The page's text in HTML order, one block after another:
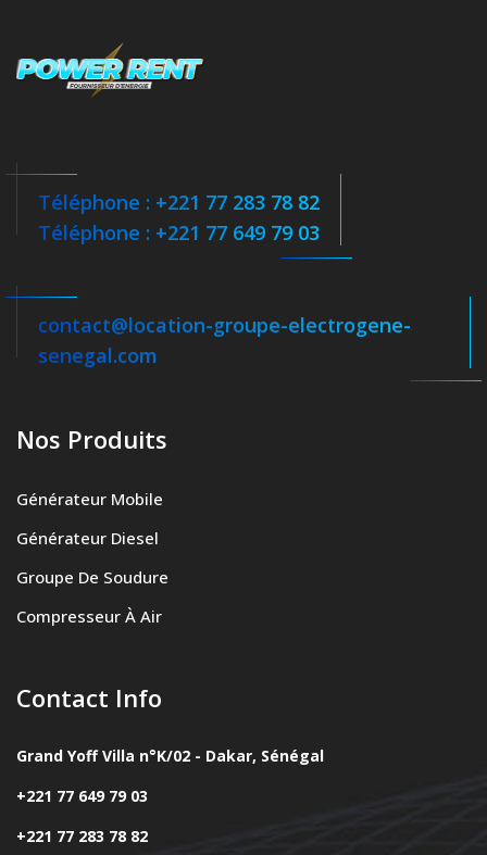
Téléphone : +221 77 283 78 82
Téléphone : +221 77 649 79 03
contact@location-groupe-electrogene-
senegal.com
Nos Produits
Générateur Mobile
Générateur Diesel
Groupe De Soudure
Compresseur À Air
Contact Info
Grand Yoff Villa n°K/02 - Dakar, Sénégal
+221 77 649 79 03
+221 77 283 78 82